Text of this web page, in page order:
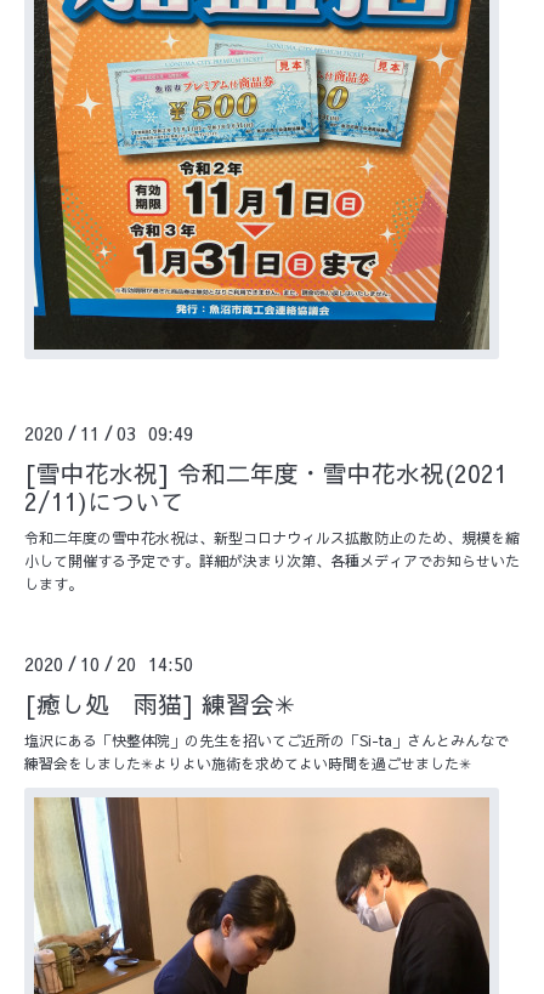
2020 / 11 /03 09:49
[雪中花水祝] 令和二年度・雪中花水祝(2021
2/11)について
令和二年度の雪中花水祝は、新型コロナウィルス拡散防止のため、規模を縮
小して開催する予定です。詳細が決まり次第、各種メディアでお知らせいた
します。
2020 / 10 / 20 14:50
[癒し処 雨猫] 練習会✳︎
塩沢にある「快整体院」の先生を招いてご近所の「Si-ta」さんとみんなで
練習会をしました✳︎よりよい施術を求めてよい時間を過ごせました✳︎